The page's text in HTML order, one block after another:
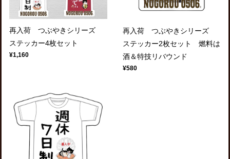
再入荷 つぶやきシリーズ
ステッカー4枚セット
¥1,160
再入荷 つぶやきシリーズ
ステッカー2枚セット 燃料は
酒＆特技リバウンド
¥580